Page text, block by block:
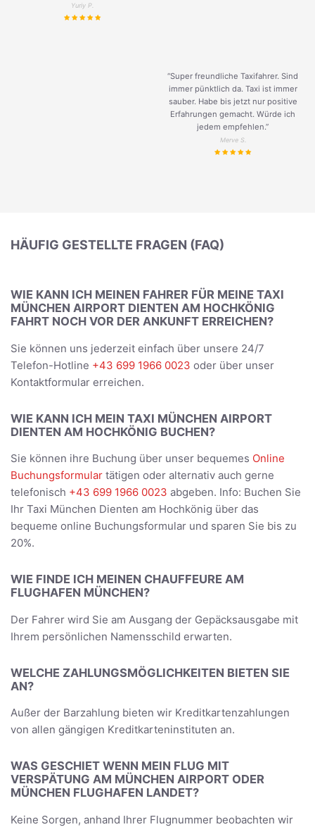
Yuriy P.
“Super freundliche Taxifahrer. Sind
immer pünktlich da. Taxi ist immer
sauber. Habe bis jetzt nur positive
Erfahrungen gemacht. Würde ich
jedem empfehlen.”
Merve S.
HÄUFIG GESTELLTE FRAGEN (FAQ)
WIE KANN ICH MEINEN FAHRER FÜR MEINE TAXI
MÜNCHEN AIRPORT DIENTEN AM HOCHKÖNIG
FAHRT NOCH VOR DER ANKUNFT ERREICHEN?
Sie können uns jederzeit einfach über unsere 24/7
Telefon-Hotline +43 699 1966 0023 oder über unser
Kontaktformular erreichen.
WIE KANN ICH MEIN TAXI MÜNCHEN AIRPORT
DIENTEN AM HOCHKÖNIG BUCHEN?
Sie können ihre Buchung über unser bequemes Online
Buchungsformular tätigen oder alternativ auch gerne
telefonisch +43 699 1966 0023 abgeben. Info: Buchen Sie
Ihr Taxi München Dienten am Hochkönig über das
bequeme online Buchungsformular und sparen Sie bis zu
20%.
WIE FINDE ICH MEINEN CHAUFFEURE AM
FLUGHAFEN MÜNCHEN?
Der Fahrer wird Sie am Ausgang der Gepäcksausgabe mit
Ihrem persönlichen Namensschild erwarten.
WELCHE ZAHLUNGSMÖGLICHKEITEN BIETEN SIE
AN?
Außer der Barzahlung bieten wir Kreditkartenzahlungen
von allen gängigen Kreditkarteninstituten an.
WAS GESCHIET WENN MEIN FLUG MIT
VERSPÄTUNG AM MÜNCHEN AIRPORT ODER
MÜNCHEN FLUGHAFEN LANDET?
Keine Sorgen, anhand Ihrer Flugnummer beobachten wir